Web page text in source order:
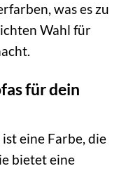
was es zu
Wahl für
für dein
eine Farbe, die
bietet eine